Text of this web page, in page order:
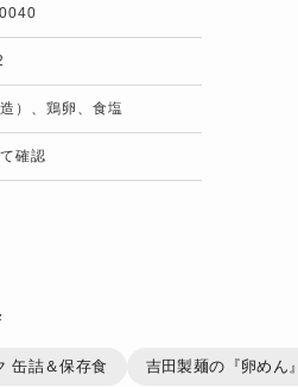
）、鶏卵、食塩
確認
缶詰＆保存食 吉田製麺の『卵めん』